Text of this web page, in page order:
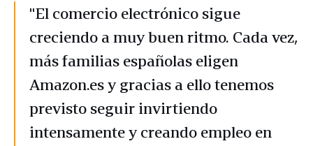
"El comercio electrónico sigue
creciendo a muy buen ritmo. Cada vez,
más familias españolas eligen
Amazon.es y gracias a ello tenemos
previsto seguir invirtiendo
intensamente y creando empleo en